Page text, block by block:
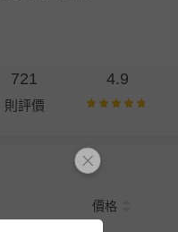
721
則評價
4.9
價格